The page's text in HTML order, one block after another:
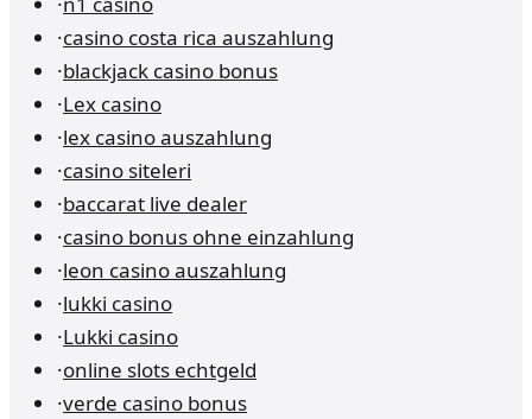
·casino costa rica auszahlung
·blackjack casino bonus
·Lex casino
·lex casino auszahlung
·casino siteleri
·baccarat live dealer
·casino bonus ohne einzahlung
·leon casino auszahlung
·lukki casino
·Lukki casino
·online slots echtgeld
·verde casino bonus